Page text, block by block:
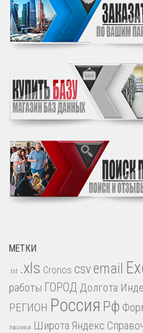
МЕТКИ
.txt .xls Cronos csvemail
работы ГОРОД Долгота
РЕГИОН Россия Рф
звонки Широта